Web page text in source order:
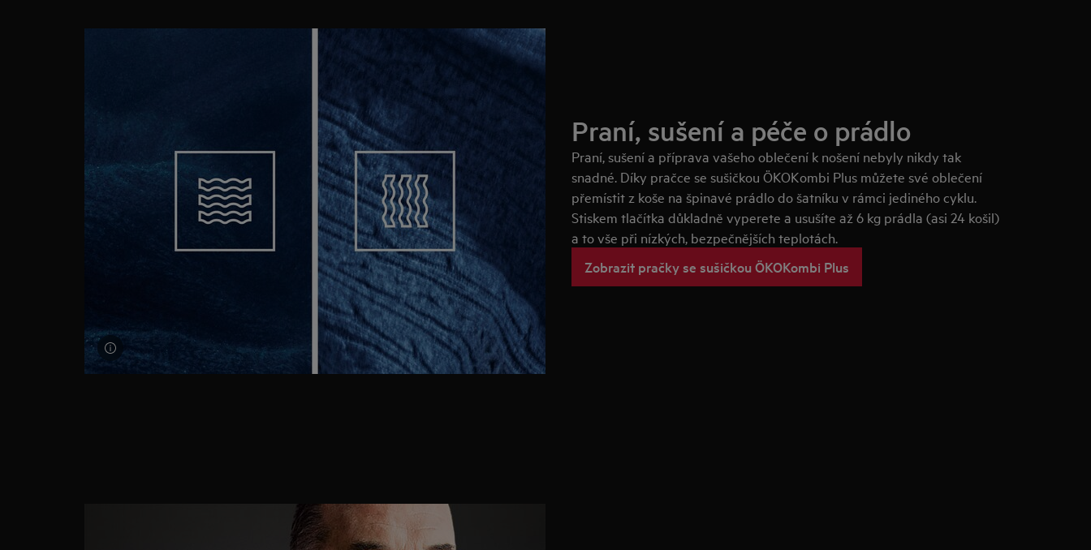
Praní, sušení a péče o prádlo
Praní, sušení a příprava vašeho oblečení k nošení nebyly nikdy tak
snadné. Díky pračce se sušičkou ÖKOKombi Plus můžete své oblečení
přemístit z koše na špinavé prádlo do šatníku v rámci jediného cyklu.
Stiskem tlačítka důkladně vyperete a usušíte až 6 kg prádla (asi 24 košil)
a to vše při nízkých, bezpečnějších teplotách.
Zobrazit pračky se sušičkou ÖKOKombi Plus